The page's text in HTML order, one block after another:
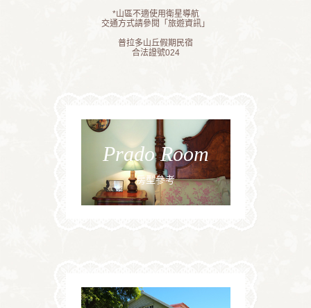
*山區不適使用衛星導航
交通方式請參閱「旅遊資訊」
普拉多山丘假期民宿
合法證號024
Prado Room
房型參考